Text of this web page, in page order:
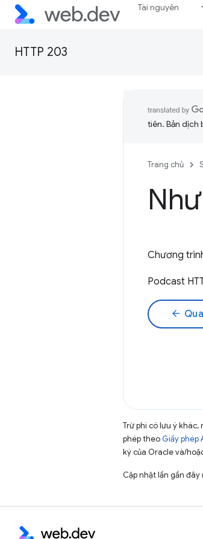
Tài nguyên
HTTP 203
tiên. Bản dịch
Trang chủ
Chương
Podcast
arrow_back
Trừ phi có lưu ý
phép theo Giấy phép
ký của Oracle và/
Cập nhật lần gần